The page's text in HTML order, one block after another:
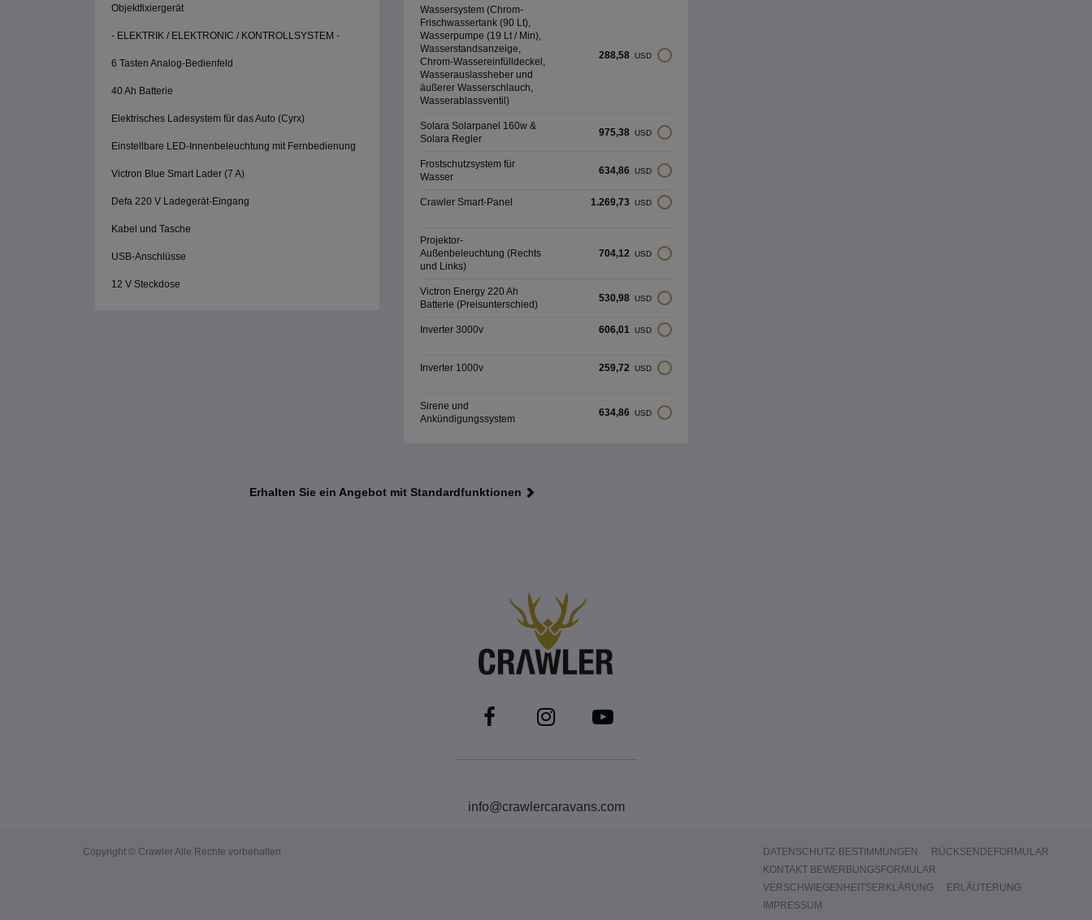
Objektfixiergerät
- ELEKTRIK / ELEKTRONIC / KONTROLLSYSTEM -
6 Tasten Analog-Bedienfeld
40 Ah Batterie
Elektrisches Ladesystem für das Auto (Cyrx)
Einstellbare LED-Innenbeleuchtung mit Fernbedienung
Victron Blue Smart Lader (7 A)
Defa 220 V Ladegerät-Eingang
Kabel und Tasche
USB-Anschlüsse
12 V Steckdose
Wassersystem (Chrom-
Frischwassertank (90 Lt),
Wasserpumpe (19 Lt / Min),
Wasserstandsanzeige,
Chrom-Wassereinfülldeckel,
Wasserauslassheber und
äußerer Wasserschlauch,
Wasserablassventil)
288,58 USD
Solara Solarpanel 160w &
Solara Regler
975,38 USD
Frostschutzsystem für
Wasser
634,86 USD
Crawler Smart-Panel 1.269,73 USD
Projektor-
Außenbeleuchtung (Rechts
und Links)
704,12 USD
Victron Energy 220 Ah
Batterie (Preisunterschied)
530,98 USD
Inverter 3000v 606,01 USD
Inverter 1000v 259,72 USD
Sirene und
Ankündigungssystem
634,86 USD
Erhalten Sie ein Angebot mit Standardfunktionen
info@crawlercaravans.com
Copyright © Crawler Alle Rechte vorbehalten DATENSCHUTZ-BESTIMMUNGEN
RÜCKSENDEFORMULAR
KONTAKT BEWERBUNGSFORMULAR
VERSCHWIEGENHEITSERKLÄRUNG
ERLÄUTERUNG
IMPRESSUM